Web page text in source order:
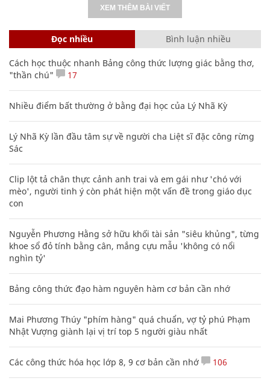
XEM THÊM BÀI VIẾT
Đọc nhiều Bình luận nhiều
Cách học thuộc nhanh Bảng công thức lượng giác bằng thơ,
"thần chú"
17
Nhiều điểm bất thường ở bằng đại học của Lý Nhã Kỳ
Lý Nhã Kỳ lần đầu tâm sự về người cha Liệt sĩ đặc công rừng
Sác
Clip lột tả chân thực cảnh anh trai và em gái như 'chó với
mèo', người tinh ý còn phát hiện một vấn đề trong giáo dục
con
Nguyễn Phương Hằng sở hữu khối tài sản "siêu khủng", từng
khoe sổ đỏ tính bằng cân, mắng cựu mẫu 'không có nổi
nghìn tỷ'
Bảng công thức đạo hàm nguyên hàm cơ bản cần nhớ
Mai Phương Thúy "phím hàng" quá chuẩn, vợ tỷ phú Phạm
Nhật Vượng giành lại vị trí top 5 người giàu nhất
Các công thức hóa học lớp 8, 9 cơ bản cần nhớ 106